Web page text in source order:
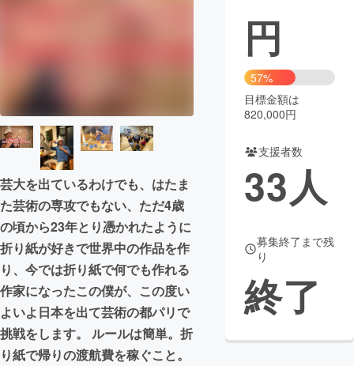
CAMPFIRE for Social Good
CAMPFIRE Creation
CAMPFIREふるさと納税
コミュニティ
芸大を出ているわけでも、はたま
た芸術の専攻でもない、ただ4歳
の頃から23年とり憑かれたように
折り紙が好きで世界中の作品を作
り、今では折り紙で何でも作れる
作家になったこの僕が、この度い
よいよ日本を出て芸術の都パリで
挑戦をします。 ルールは簡単。折
り紙で帰りの渡航費を稼ぐこと。
円
57%
目標金額は
820,000円
支援者数
33人
募集終了まで残
り
終了